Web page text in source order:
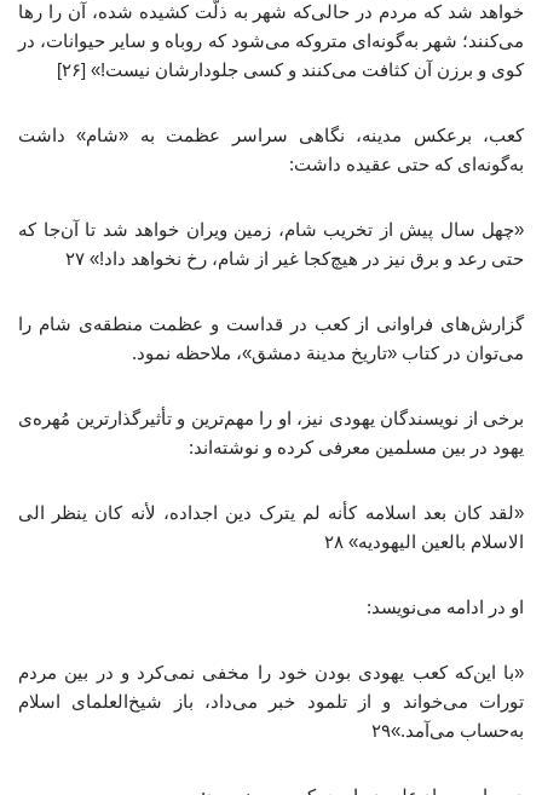
خواهد شد که مردم در حالی‌که شهر به ذلّت کشیده شده، آن را رها
می‌کنند؛ شهر به‌گونه‌ای متروکه می‌شود که روباه و سایر حیوانات، در
کوی و برزن آن کثافت می‌کنند و کسی جلودارشان نیست!» [۲۶]
کعب، برعکس مدینه، نگاهی سراسر عظمت به «شام» داشت
به‌گونه‌ای که حتی عقیده داشت:
«چهل سال پیش از تخریب شام، زمین ویران خواهد شد تا آن‌جا که
حتی رعد و برق نیز در هیچ‌کجا غیر از شام، رخ نخواهد داد!» ۲۷
گزارش‌های فراوانی از کعب در قداست و عظمت منطقه‌ی شام را
می‌توان در کتاب «تاریخ مدینة دمشق»، ملاحظه نمود.
برخی از نویسندگان یهودی نیز، او را مهم‌ترین و تأثیرگذارترین مُهره‌ی
یهود در بین مسلمین معرفی کرده و نوشته‌اند:
«لقد کان بعد اسلامه کأنه لم یترک دین اجداده، لأنه کان ینظر الی
الاسلام بالعین الیهودیه» ۲۸
او در ادامه می‌نویسد:
«با این‌که کعب یهودی بودن خود را مخفی نمی‌کرد و در بین مردم
تورات می‌خواند و از تلمود خبر می‌داد، باز شیخ‌العلمای اسلام
به‌حساب می‌آمد.»۲۹